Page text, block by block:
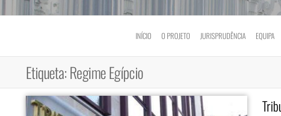
InclusiveCourts
INÍCIO O PROJETO JURISPRUDÊNCIA EQUIPA
Etiqueta:Regime Egípcio